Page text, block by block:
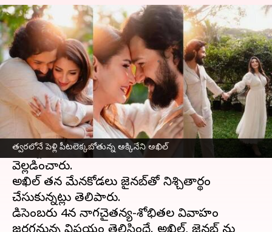
త్వరలోనే పెళ్లి పీటలెక్కబోతున్న అక్కినేని అఖిల్
Akkineni Akhil: త్వరలోనే పెళ్లి
పీటలెక్కబోతున్న అక్కినేని అఖిల్
వ్రాసిన వారు Jayachandra Akuri Nov 26, 2024 05:39 pm
ఈ వార్తాకథనం ఏంటి
టాలీవుడ్ హీరోఅక్కినేని అఖిల్‌త్వరలో పెళ్లి పీటలు
ఎక్కబోతున్నాడు. అఖిల్ నిశ్చితార్థం జరిపినట్లు తండ్రి
నాగార్జున తాజాగా సోషల్‌ మీడియా వేదికగా
వెల్లడించారు.
అఖిల్‌ తన మేనకోడలు జైనబ్‌తో నిశ్చితార్థం
చేసుకున్నట్లు తెలిపారు.
డిసెంబరు 4న నాగచైతన్య-శోభితల వివాహం